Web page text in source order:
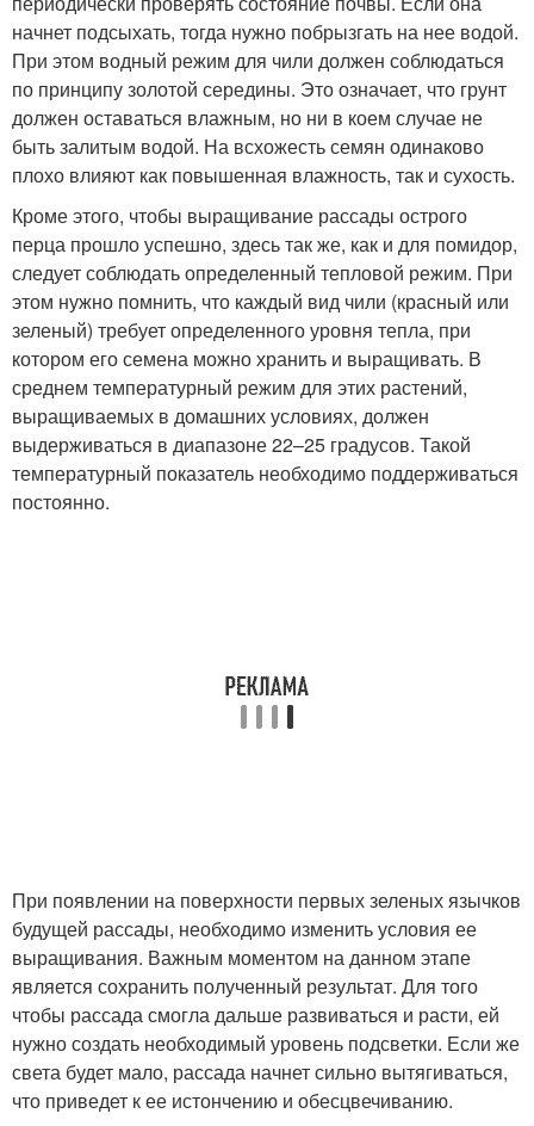
начнет подсыхать, тогда нужно побрызгать на нее водой.
При этом водный режим для чили должен соблюдаться
по принципу золотой середины. Это означает, что грунт
должен оставаться влажным, но ни в коем случае не
быть залитым водой. На всхожесть семян одинаково
плохо влияют как повышенная влажность, так и сухость.
Кроме этого, чтобы выращивание рассады острого
перца прошло успешно, здесь так же, как и для помидор,
следует соблюдать определенный тепловой режим. При
этом нужно помнить, что каждый вид чили (красный или
зеленый) требует определенного уровня тепла, при
котором его семена можно хранить и выращивать. В
среднем температурный режим для этих растений,
выращиваемых в домашних условиях, должен
выдерживаться в диапазоне 22–25 градусов. Такой
температурный показатель необходимо поддерживаться
постоянно.
При появлении на поверхности первых зеленых язычков
будущей рассады, необходимо изменить условия ее
выращивания. Важным моментом на данном этапе
является сохранить полученный результат. Для того
чтобы рассада смогла дальше развиваться и расти, ей
нужно создать необходимый уровень подсветки. Если же
света будет мало, рассада начнет сильно вытягиваться,
что приведет к ее истончению и обесцвечиванию.